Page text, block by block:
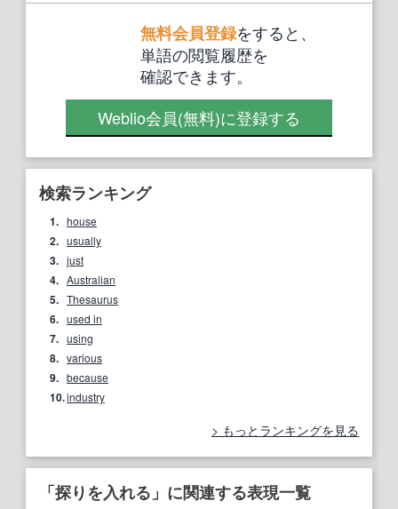
無料会員登録をすると、
単語の閲覧履歴を
確認できます。
Weblio会員(無料)に登録する
検索ランキング
1. house
2. usually
3. just
4. Australian
5. Thesaurus
6. used in
7. using
8. various
9. because
10.industry
もっとランキングを見る
「探りを入れる」に関連する表現一覧